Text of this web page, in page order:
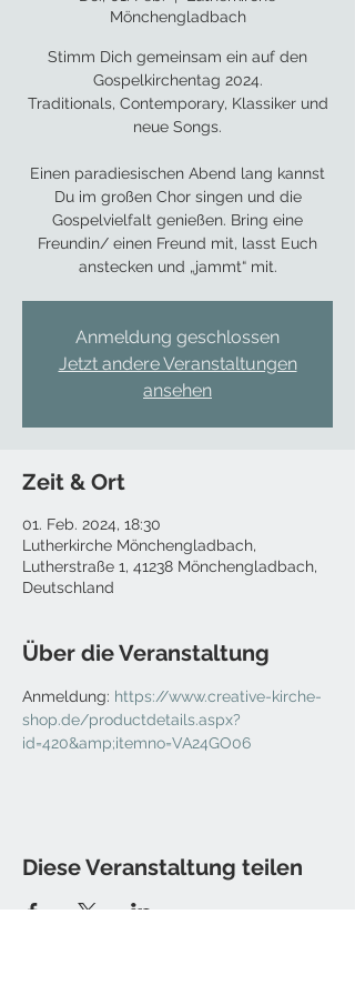
Mönchengladbach
Stimm Dich gemeinsam ein auf den
Gospelkirchentag 2024.
Traditionals, Contemporary, Klassiker und
neue Songs.
Einen paradiesischen Abend lang kannst
Du im großen Chor singen und die
Gospelvielfalt genießen. Bring eine
Freundin/ einen Freund mit, lasst Euch
anstecken und „jammt“ mit.
Anmeldung geschlossen
Jetzt andere Veranstaltungen
ansehen
Zeit & Ort
01. Feb. 2024, 18:30
Lutherkirche Mönchengladbach,
Lutherstraße 1, 41238 Mönchengladbach,
Deutschland
Über die Veranstaltung
Anmeldung: https://www.creative-kirche-
shop.de/productdetails.aspx?
id=420&amp;itemno=VA24GO06
Diese Veranstaltung teilen